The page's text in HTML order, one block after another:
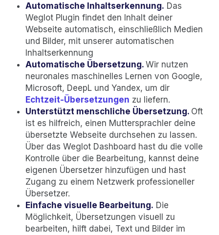
Automatische Inhaltserkennung. Das
Weglot Plugin findet den Inhalt deiner
Webseite automatisch, einschließlich Medien
und Bilder, mit unserer automatischen
Inhaltserkennung
Automatische Übersetzung. Wir nutzen
neuronales maschinelles Lernen von Google,
Microsoft, DeepL und Yandex, um dir
Echtzeit-Übersetzungen zu liefern.
Unterstützt menschliche Übersetzung. Oft
ist es hilfreich, einen Muttersprachler deine
übersetzte Webseite durchsehen zu lassen.
Über das Weglot Dashboard hast du die volle
Kontrolle über die Bearbeitung, kannst deine
eigenen Übersetzer hinzufügen und hast
Zugang zu einem Netzwerk professioneller
Übersetzer.
Einfache visuelle Bearbeitung. Die
Möglichkeit, Übersetzungen visuell zu
bearbeiten, hilft dabei, Text und Bilder im